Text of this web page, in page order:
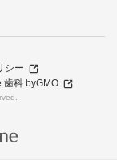
シー
歯科 byGMO